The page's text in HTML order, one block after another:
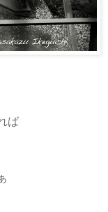
ば